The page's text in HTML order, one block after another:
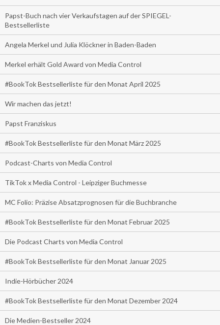
Papst-Buch nach vier Verkaufstagen auf der SPIEGEL-
Bestsellerliste
Angela Merkel und Julia Klöckner in Baden-Baden
Merkel erhält Gold Award von Media Control
#BookTok Bestsellerliste für den Monat April 2025
Wir machen das jetzt!
Papst Franziskus
#BookTok Bestsellerliste für den Monat März 2025
Podcast-Charts von Media Control
TikTok x Media Control - Leipziger Buchmesse
MC Folio: Präzise Absatzprognosen für die Buchbranche
#BookTok Bestsellerliste für den Monat Februar 2025
Die Podcast Charts von Media Control
#BookTok Bestsellerliste für den Monat Januar 2025
Indie-Hörbücher 2024
#BookTok Bestsellerliste für den Monat Dezember 2024
Die Medien-Bestseller 2024